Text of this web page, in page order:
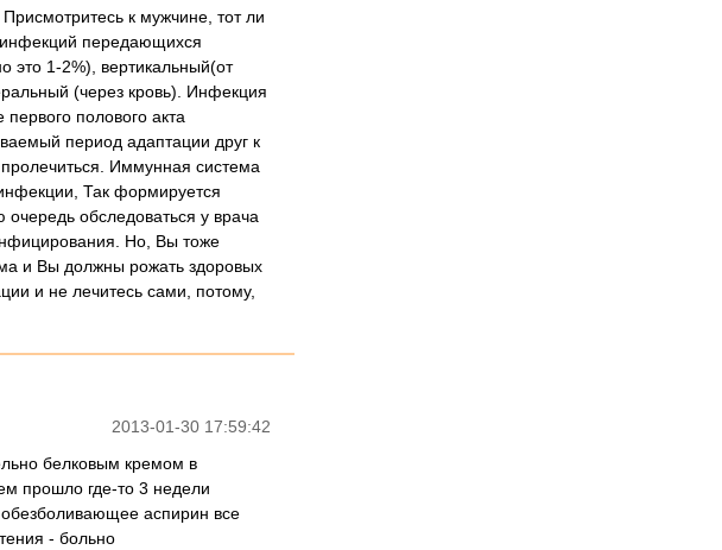
к мужчине, тот ли
передающихся
это 1-2%), вертикальный(от
(через кровь). Инфекция
полового акта
период адаптации друг к
Иммунная система
Так формируется
обследоваться у врача
Но, Вы тоже
и Вы должны рожать здоровых
и не лечитесь сами, потому,
2013-01-30 17:59:42
белковым кремом в
прошло где-то 3 недели
аспирин все
- больно